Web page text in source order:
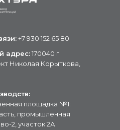
+7 930 152 65 80
адрес:170040 г.
Николая Корыткова,
площадка №1:
промышленная
2, участок 2А